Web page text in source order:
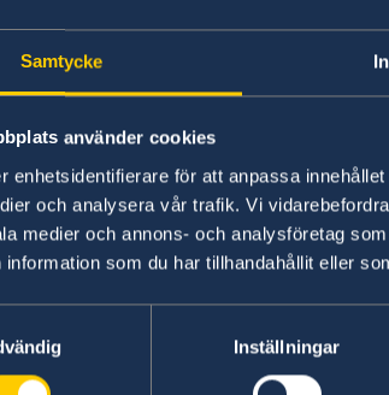
Samtycke
använder cookies
enhetsidentifierare för att anpassa
och analysera vår trafik. Vi
medier och annons- och analysföretag
information som du har tillhandahållit eller
Inställningar
Här hittar du
ansöka om ett
på länkarna i
Pass
Här finns
dessutom
Läs mer